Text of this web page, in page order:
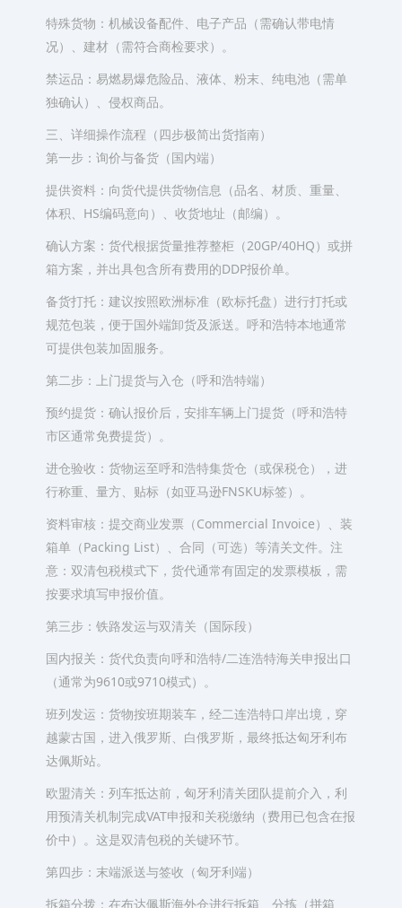
特殊货物：机械设备配件、电子产品（需确认带电情
况）、建材（需符合商检要求）。
禁运品：易燃易爆危险品、液体、粉末、纯电池（需单
独确认）、侵权商品。
三、详细操作流程（四步极简出货指南）
第一步：询价与备货（国内端）
提供资料：向货代提供货物信息（品名、材质、重量、
体积、HS编码意向）、收货地址（邮编）。
确认方案：货代根据货量推荐整柜（20GP/40HQ）或拼
箱方案，并出具包含所有费用的DDP报价单。
备货打托：建议按照欧洲标准（欧标托盘）进行打托或
规范包装，便于国外端卸货及派送。呼和浩特本地通常
可提供包装加固服务。
第二步：上门提货与入仓（呼和浩特端）
预约提货：确认报价后，安排车辆上门提货（呼和浩特
市区通常免费提货）。
进仓验收：货物运至呼和浩特集货仓（或保税仓），进
行称重、量方、贴标（如亚马逊FNSKU标签）。
资料审核：提交商业发票（Commercial Invoice）、装
箱单（Packing List）、合同（可选）等清关文件。注
意：双清包税模式下，货代通常有固定的发票模板，需
按要求填写申报价值。
第三步：铁路发运与双清关（国际段）
国内报关：货代负责向呼和浩特/二连浩特海关申报出口
（通常为9610或9710模式）。
班列发运：货物按班期装车，经二连浩特口岸出境，穿
越蒙古国，进入俄罗斯、白俄罗斯，最终抵达匈牙利布
达佩斯站。
欧盟清关：列车抵达前，匈牙利清关团队提前介入，利
用预清关机制完成VAT申报和关税缴纳（费用已包含在报
价中）。这是双清包税的关键环节。
第四步：末端派送与签收（匈牙利端）
拆箱分拨：在布达佩斯海外仓进行拆箱、分拣（拼箱